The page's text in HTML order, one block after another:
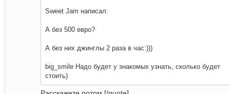
Sweet Jam написал:
А без 500 евро?
А без них джинглы 2 раза в час:)))
big_smile Надо будет у знакомых узнать, сколько будет
стоить)